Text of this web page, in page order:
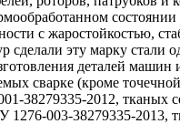
с жаростойкостью,
сделали эту марку стали
деталей машин
сварке (кроме
38279335-2012,
003-38279335-2013,